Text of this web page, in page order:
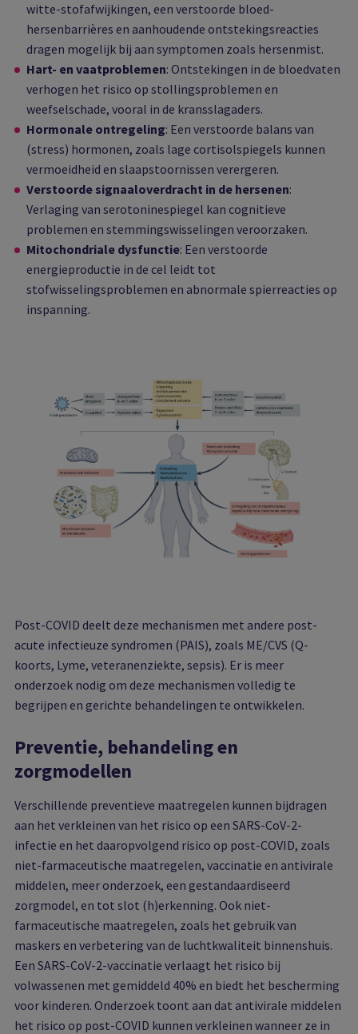
witte-stofafwijkingen, een verstoorde bloed-
hersenbarrières en aanhoudende ontstekingsreacties
dragen mogelijk bij aan symptomen zoals hersenmist.
Hart- en vaatproblemen: Ontstekingen in de bloedvaten
verhogen het risico op stollingsproblemen en
weefselschade, vooral in de kransslagaders.
Hormonale ontregeling: Een verstoorde balans van
(stress) hormonen, zoals lage cortisolspiegels kunnen
vermoeidheid en slaapstoornissen verergeren.
Verstoorde signaaloverdracht in de hersenen:
Verlaging van serotoninespiegel kan cognitieve
problemen en stemmingswisselingen veroorzaken.
Mitochondriale dysfunctie: Een verstoorde
energieproductie in de cel leidt tot
stofwisselingsproblemen en abnormale spierreacties op
inspanning.
Post-COVID deelt deze mechanismen met andere post-
acute infectieuze syndromen (PAIS), zoals ME/CVS (Q-
koorts, Lyme, veteranenziekte, sepsis). Er is meer
onderzoek nodig om deze mechanismen volledig te
begrijpen en gerichte behandelingen te ontwikkelen.
Preventie, behandeling en
zorgmodellen
Verschillende preventieve maatregelen kunnen bijdragen
aan het verkleinen van het risico op een SARS-CoV-2-
infectie en het daaropvolgend risico op post-COVID, zoals
niet-farmaceutische maatregelen, vaccinatie en antivirale
middelen, meer onderzoek, een gestandaardiseerd
zorgmodel, en tot slot (h)erkenning. Ook niet-
farmaceutische maatregelen, zoals het gebruik van
maskers en verbetering van de luchtkwaliteit binnenshuis.
Een SARS-CoV-2-vaccinatie verlaagt het risico bij
volwassenen met gemiddeld 40% en biedt het bescherming
voor kinderen. Onderzoek toont aan dat antivirale middelen
het risico op post-COVID kunnen verkleinen wanneer ze in